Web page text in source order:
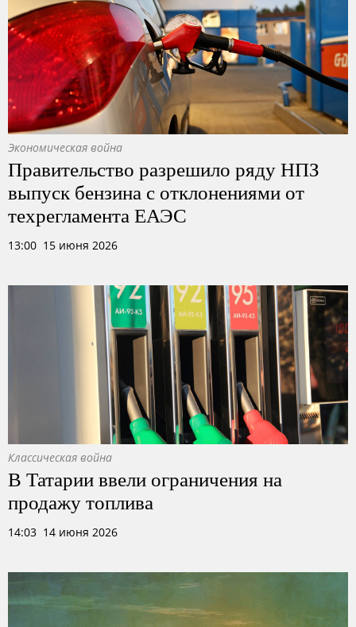
Экономическая война
Правительство разрешило ряду НПЗ
выпуск бензина с отклонениями от
техрегламента ЕАЭС
13:00 15 июня 2026
Классическая война
В Татарии ввели ограничения на
продажу топлива
14:03 14 июня 2026